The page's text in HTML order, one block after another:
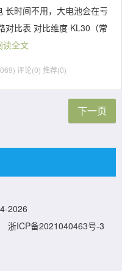
长时间不用，大电池会在亏
对比表 对比维度 KL30（常
读全文
评论(0) 推荐(0)
下一页
2026
浙ICP备2021040463号-3